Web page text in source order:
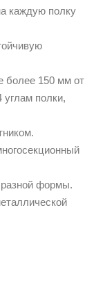
каждую полку
более 150 мм от
углам полки,
формы.